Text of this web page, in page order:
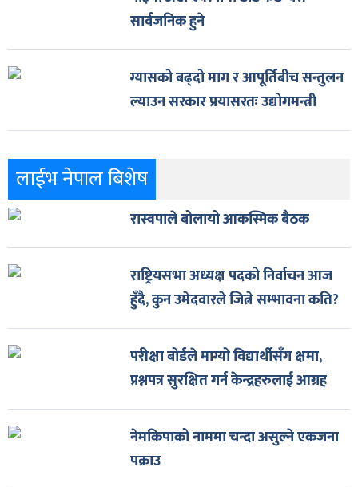
सार्वजनिक हुने
ग्यासको बढ्दो माग र आपूर्तिबीच सन्तुलन
ल्याउन सरकार प्रयासरतः उद्योगमन्त्री
लाईभ नेपाल बिशेष
रास्वपाले बोलायो आकस्मिक बैठक
राष्ट्रियसभा अध्यक्ष पदको निर्वाचन आज
हुँदै, कुन उमेदवारले जित्ने सम्भावना कति?
परीक्षा बोर्डले माग्यो विद्यार्थीसँग क्षमा,
प्रश्नपत्र सुरक्षित गर्न केन्द्रहरुलाई आग्रह
नेमकिपाको नाममा चन्दा असुल्ने एकजना
पक्राउ